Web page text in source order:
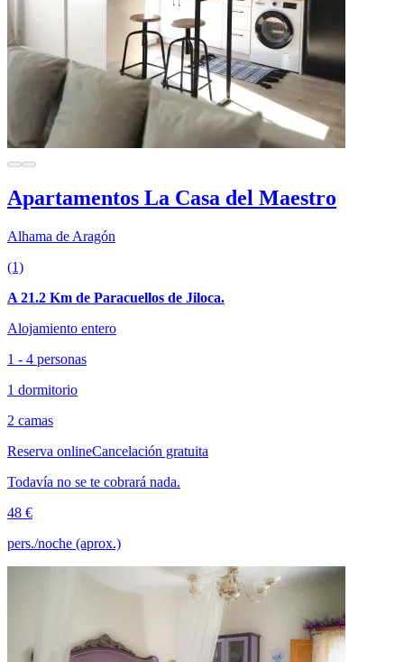
Apartamentos La Casa del Maestro
Alhama de Aragón
(1)
A 21.2 Km de Paracuellos de Jiloca.
Alojamiento entero
1 - 4 personas
1 dormitorio
2 camas
Reserva onlineCancelación gratuita
Todavía no se te cobrará nada.
48 €
pers./noche (aprox.)